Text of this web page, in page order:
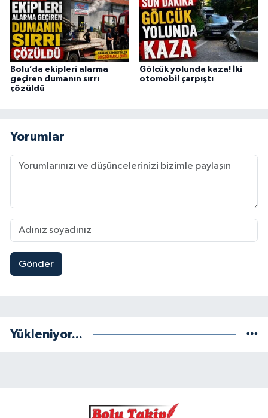
Bolu’da ekipleri alarma
geçiren dumanın sırrı
çözüldü
Gölcük yolunda kaza! İki
otomobil çarpıştı
Yorumlar
Gönder
Yükleniyor...